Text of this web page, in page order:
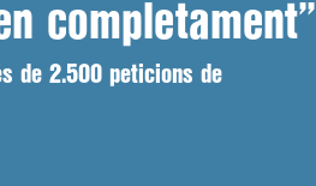
completament”
de 2.500 peticions de